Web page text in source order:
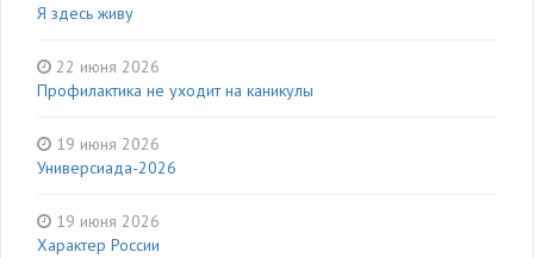
Я здесь живу
22 июня 2026
Профилактика не уходит на каникулы
19 июня 2026
Универсиада-2026
19 июня 2026
Характер России